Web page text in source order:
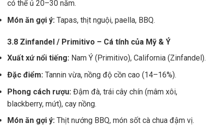
có thể ủ 20–30 năm.
Món ăn gợi ý: Tapas, thịt nguội, paella, BBQ.
3.8 Zinfandel / Primitivo – Cá tính của Mỹ & Ý
Xuất xứ nổi tiếng: Nam Ý (Primitivo), California (Zinfandel).
Đặc điểm: Tannin vừa, nồng độ cồn cao (14–16%).
Phong cách rượu: Đậm đà, trái cây chín (mâm xôi,
blackberry, mứt), cay nồng.
Món ăn gợi ý: Thịt nướng BBQ, món sốt cà chua đậm vị.